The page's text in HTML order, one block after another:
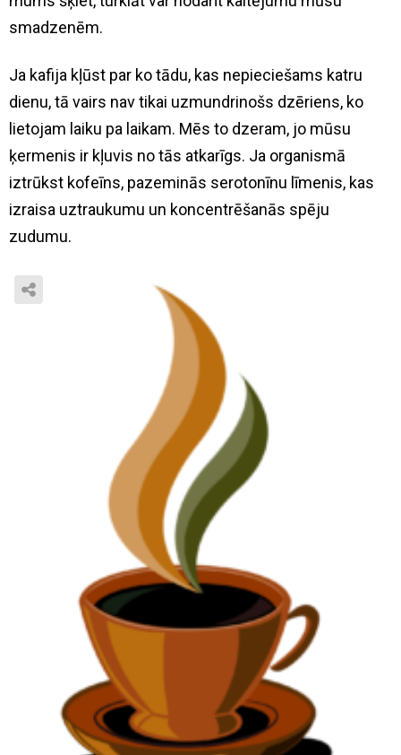
smadzenēm.
Ja kafija kļūst par ko tādu, kas nepieciešams katru
dienu, tā vairs nav tikai uzmundrinošs dzēriens, ko
lietojam laiku pa laikam. Mēs to dzeram, jo mūsu
ķermenis ir kļuvis no tās atkarīgs. Ja organismā
iztrūkst kofeīns, pazeminās serotonīnu līmenis, kas
izraisa uztraukumu un koncentrēšanās spēju
zudumu.